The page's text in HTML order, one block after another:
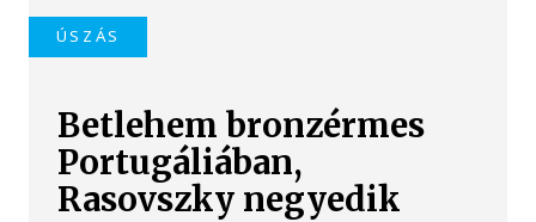
ÚSZÁS
Betlehem bronzérmes
Portugáliában,
Rasovszky negyedik